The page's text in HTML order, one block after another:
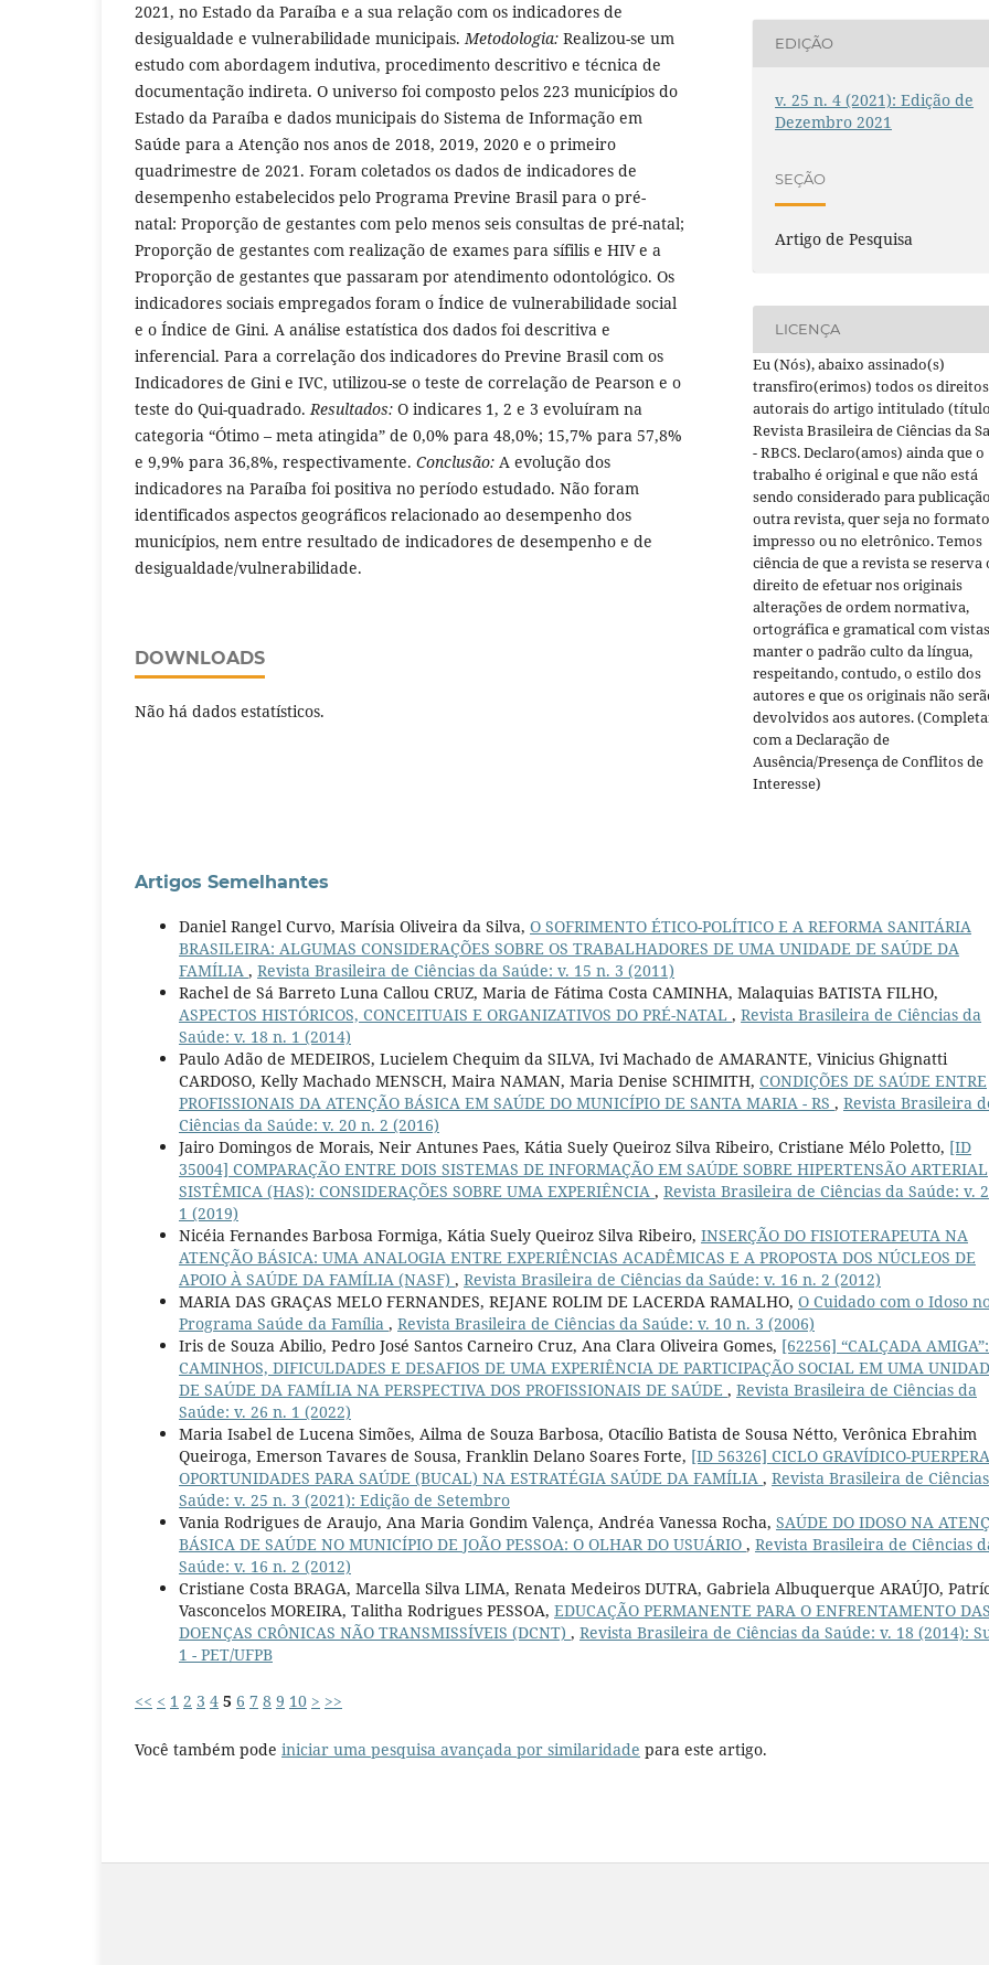
2021, no Estado da Paraíba e a sua relação com os indicadores de
desigualdade e vulnerabilidade municipais.Metodologia: Realizou-se um
estudo com abordagem indutiva, procedimento descritivo e técnica de
documentação indireta. O universo foi composto pelos 223 municípios do
Estado da Paraíba e dados municipais do Sistema de Informação em
Saúde para a Atenção nos anos de 2018, 2019, 2020 e o primeiro
quadrimestre de 2021. Foram coletados os dados de indicadores de
desempenho estabelecidos pelo Programa Previne Brasil para o pré-
natal: Proporção de gestantes com pelo menos seis consultas de pré-natal;
Proporção de gestantes com realização de exames para sífilis e HIV e a
Proporção de gestantes que passaram por atendimento odontológico. Os
indicadores sociais empregados foram o Índice de vulnerabilidade social
e o Índice de Gini. A análise estatística dos dados foi descritiva e
inferencial. Para a correlação dos indicadores do Previne Brasil com os
Indicadores de Gini e IVC, utilizou-se o teste de correlação de Pearson e o
teste do Qui-quadrado.Resultados: O indicares 1, 2 e 3 evoluíram na
categoria “Ótimo – meta atingida” de 0,0% para 48,0%; 15,7% para 57,8%
e 9,9% para 36,8%, respectivamente. Conclusão: A evolução dos
indicadores na Paraíba foi positiva no período estudado. Não foram
identificados aspectos geográficos relacionado ao desempenho dos
municípios, nem entre resultado de indicadores de desempenho e de
desigualdade/vulnerabilidade.
DOWNLOADS
Não há dados estatísticos.
EDIÇÃO
v. 25 n. 4 (2021): Edição de
Dezembro 2021
SEÇÃO
Artigo de Pesquisa
LICENÇA
Eu (Nós), abaixo assinado(s)
transfiro(erimos) todos os direitos
autorais do artigo intitulado
Revista Brasileira de Ciências da
- RBCS. Declaro(amos) ainda que o
trabalho é original e que não está
sendo considerado para
outra revista, quer seja no formato
impresso ou no eletrônico. Temos
ciência de que a revista se reserva
direito de efetuar nos originais
alterações de ordem normativa,
ortográfica e gramatical com
manter o padrão culto da língua,
respeitando, contudo, o estilo dos
autores e que os originais não
devolvidos aos autores.
com a Declaração de
Ausência/Presença de Conflitos de
Interesse)
Artigos Semelhantes
Daniel Rangel Curvo, Marísia Oliveira da Silva, O SOFRIMENTO ÉTICO-POLÍTICO E A REFORMA SANITÁRIA
BRASILEIRA: ALGUMAS CONSIDERAÇÕES SOBRE OS TRABALHADORES DE UMA UNIDADE DE SAÚDE DA
FAMÍLIA , Revista Brasileira de Ciências da Saúde: v. 15 n. 3 (2011)
Rachel de Sá Barreto Luna Callou CRUZ, Maria de Fátima Costa CAMINHA, Malaquias BATISTA FILHO,
ASPECTOS HISTÓRICOS, CONCEITUAIS E ORGANIZATIVOS DO PRÉ-NATAL , Revista Brasileira de Ciências da
Saúde: v. 18 n. 1 (2014)
Paulo Adão de MEDEIROS, Lucielem Chequim da SILVA, Ivi Machado de AMARANTE, Vinicius Ghignatti
CARDOSO, Kelly Machado MENSCH, Maira NAMAN, Maria Denise SCHIMITH, CONDIÇÕES DE SAÚDE ENTRE
PROFISSIONAIS DA ATENÇÃO BÁSICA EM SAÚDE DO MUNICÍPIO DE SANTA MARIA - RS , Revista Brasileira
Ciências da Saúde: v. 20 n. 2 (2016)
Jairo Domingos de Morais, Neir Antunes Paes, Kátia Suely Queiroz Silva Ribeiro, Cristiane Mélo Poletto, [ID
35004] COMPARAÇÃO ENTRE DOIS SISTEMAS DE INFORMAÇÃO EM SAÚDE SOBRE HIPERTENSÃO ARTERIAL
SISTÊMICA (HAS): CONSIDERAÇÕES SOBRE UMA EXPERIÊNCIA , Revista Brasileira de Ciências da Saúde: v.
1 (2019)
Nicéia Fernandes Barbosa Formiga, Kátia Suely Queiroz Silva Ribeiro, INSERÇÃO DO FISIOTERAPEUTA NA
ATENÇÃO BÁSICA: UMA ANALOGIA ENTRE EXPERIÊNCIAS ACADÊMICAS E A PROPOSTA DOS NÚCLEOS DE
APOIO À SAÚDE DA FAMÍLIA (NASF) , Revista Brasileira de Ciências da Saúde: v. 16 n. 2 (2012)
MARIA DAS GRAÇAS MELO FERNANDES, REJANE ROLIM DE LACERDA RAMALHO, O Cuidado com o Idoso
Programa Saúde da Família , Revista Brasileira de Ciências da Saúde: v. 10 n. 3 (2006)
Iris de Souza Abilio, Pedro José Santos Carneiro Cruz, Ana Clara Oliveira Gomes, [62256] “CALÇADA AMIGA”:
CAMINHOS, DIFICULDADES E DESAFIOS DE UMA EXPERIÊNCIA DE PARTICIPAÇÃO SOCIAL EM UMA
DE SAÚDE DA FAMÍLIA NA PERSPECTIVA DOS PROFISSIONAIS DE SAÚDE , Revista Brasileira de Ciências da
Saúde: v. 26 n. 1 (2022)
Maria Isabel de Lucena Simões, Ailma de Souza Barbosa, Otacílio Batista de Sousa Nétto, Verônica Ebrahim
Queiroga, Emerson Tavares de Sousa, Franklin Delano Soares Forte, [ID 56326] CICLO GRAVÍDICO-
OPORTUNIDADES PARA SAÚDE (BUCAL) NA ESTRATÉGIA SAÚDE DA FAMÍLIA , Revista Brasileira de
Saúde: v. 25 n. 3 (2021): Edição de Setembro
Vania Rodrigues de Araujo, Ana Maria Gondim Valença, Andréa Vanessa Rocha, SAÚDE DO IDOSO NA
BÁSICA DE SAÚDE NO MUNICÍPIO DE JOÃO PESSOA: O OLHAR DO USUÁRIO , Revista Brasileira de Ciências
Saúde: v. 16 n. 2 (2012)
Cristiane Costa BRAGA, Marcella Silva LIMA, Renata Medeiros DUTRA, Gabriela Albuquerque ARAÚJO,
Vasconcelos MOREIRA, Talitha Rodrigues PESSOA, EDUCAÇÃO PERMANENTE PARA O ENFRENTAMENTO
DOENÇAS CRÔNICAS NÃO TRANSMISSÍVEIS (DCNT) , Revista Brasileira de Ciências da Saúde: v. 18 (2014):
1 - PET/UFPB
<< < 1 2 3 4 5 6 7 8 9 10 > >>
Você também pode iniciar uma pesquisa avançada por similaridade para este artigo.